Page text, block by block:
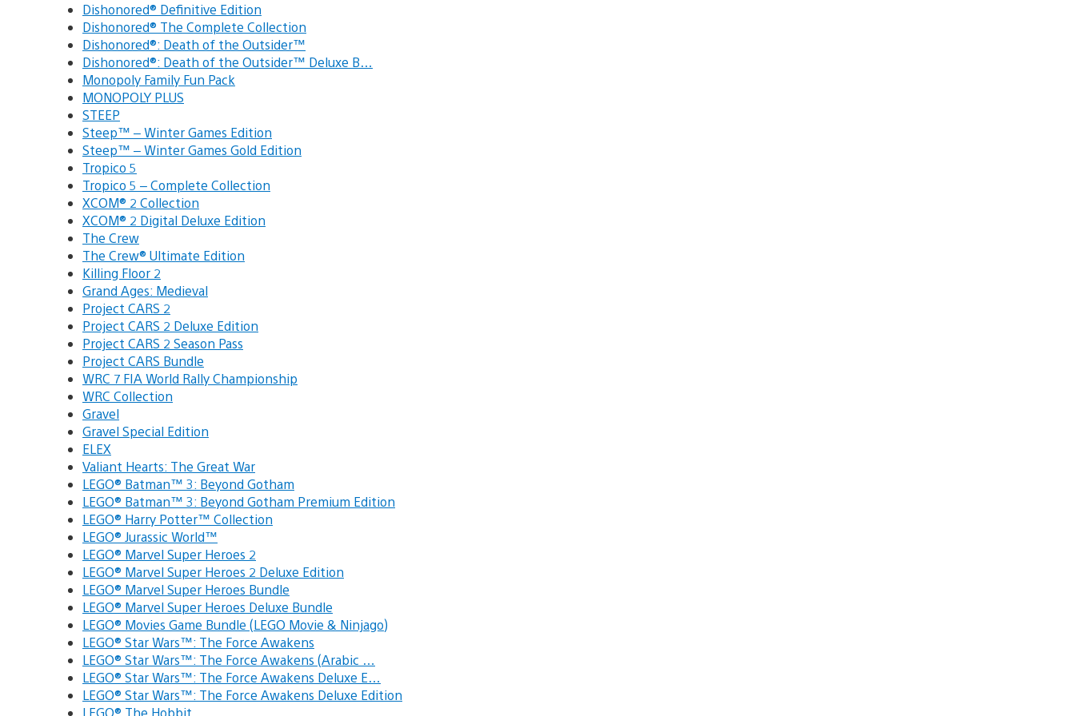
Dishonored® Definitive Edition
Dishonored® The Complete Collection
Dishonored®: Death of the Outsider™
Dishonored®: Death of the Outsider™ Deluxe B…
Monopoly Family Fun Pack
MONOPOLY PLUS
STEEP
Steep™ – Winter Games Edition
Steep™ – Winter Games Gold Edition
Tropico 5
Tropico 5 – Complete Collection
XCOM® 2 Collection
XCOM® 2 Digital Deluxe Edition
The Crew
The Crew® Ultimate Edition
Killing Floor 2
Grand Ages: Medieval
Project CARS 2
Project CARS 2 Deluxe Edition
Project CARS 2 Season Pass
Project CARS Bundle
WRC 7 FIA World Rally Championship
WRC Collection
Gravel
Gravel Special Edition
ELEX
Valiant Hearts: The Great War
LEGO® Batman™ 3: Beyond Gotham
LEGO® Batman™ 3: Beyond Gotham Premium Edition
LEGO® Harry Potter™ Collection
LEGO® Jurassic World™
LEGO® Marvel Super Heroes 2
LEGO® Marvel Super Heroes 2 Deluxe Edition
LEGO® Marvel Super Heroes Bundle
LEGO® Marvel Super Heroes Deluxe Bundle
LEGO® Movies Game Bundle (LEGO Movie & Ninjago)
LEGO® Star Wars™: The Force Awakens
LEGO® Star Wars™: The Force Awakens (Arabic …
LEGO® Star Wars™: The Force Awakens Deluxe E…
LEGO® Star Wars™: The Force Awakens Deluxe Edition
LEGO® The Hobbit